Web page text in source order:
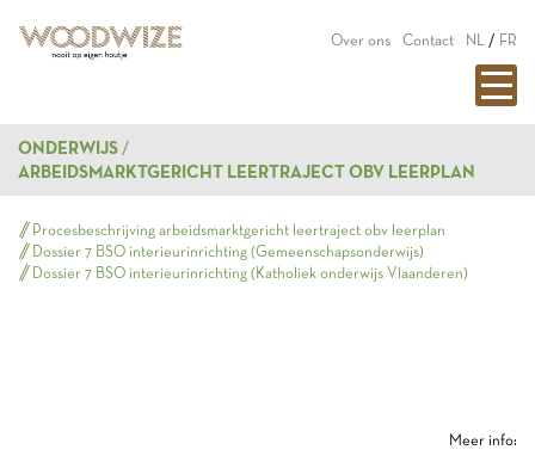
Over ons Contact NL / FR
ONDERWIJS
ARBEIDSMARKTGERICHT LEERTRAJECT OBV LEERPLAN
Procesbeschrijving arbeidsmarktgericht leertraject obv leerplan
Dossier 7 BSO interieurinrichting (Gemeenschapsonderwijs)
Dossier 7 BSO interieurinrichting (Katholiek onderwijs Vlaanderen)
Meer info: